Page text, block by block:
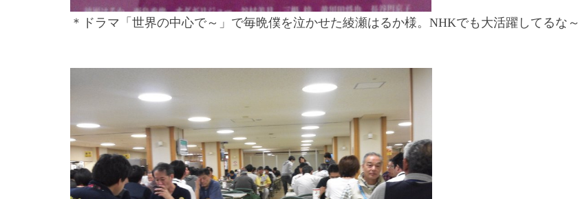
＊ドラマ「世界の中心で～」で毎晩僕を泣かせた綾瀬はるか様。NHKでも大活躍してるな～